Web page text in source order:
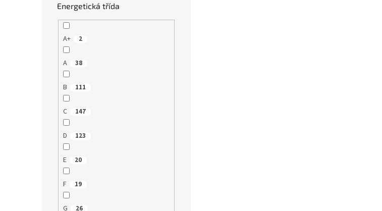
Energetická třída
A+ 2
A 38
B 111
C 147
D 123
E 20
F 19
G 26